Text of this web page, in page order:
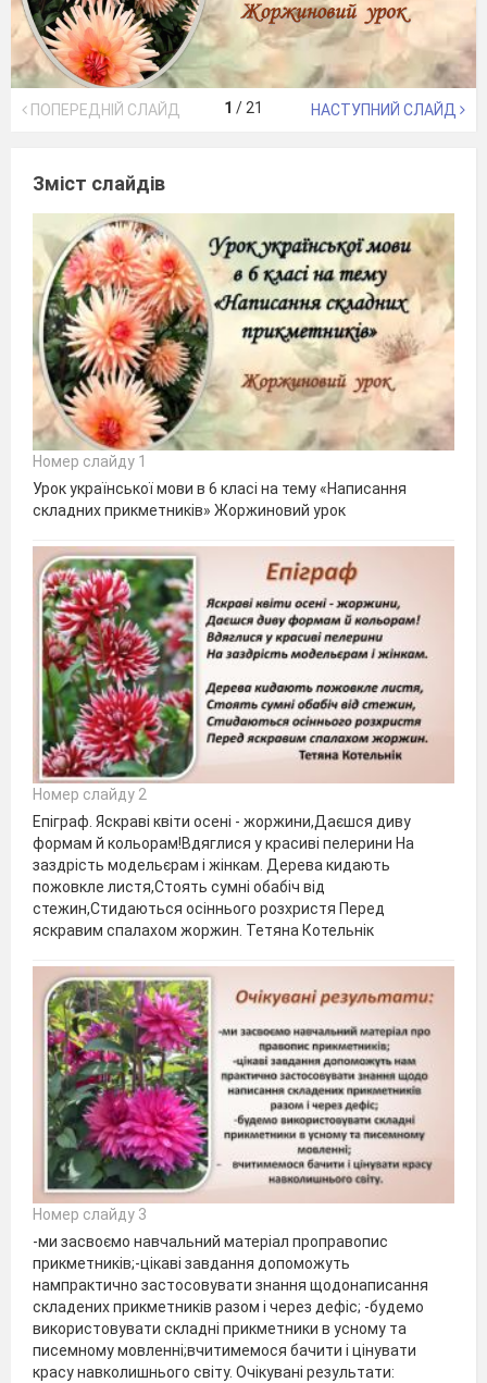
ПОПЕРЕДНІЙ СЛАЙД 1 / 21 НАСТУПНИЙ СЛАЙД
Зміст слайдів
Номер слайду 1
Урок української мови в 6 класі на тему «Написання
складних прикметників» Жоржиновий урок
Номер слайду 2
Епіграф. Яскраві квіти осені - жоржини,Даєшся диву
формам й кольорам!Вдяглися у красиві пелерини На
заздрість модельєрам і жінкам. Дерева кидають
пожовкле листя,Стоять сумні обабіч від
стежин,Стидаються осіннього розхристя Перед
яскравим спалахом жоржин. Тетяна Котельнік
Номер слайду 3
-ми засвоємо навчальний матеріал проправопис
прикметників;-цікаві завдання допоможуть
нампрактично застосовувати знання щодонаписання
складених прикметників разом і через дефіс; -будемо
використовувати складні прикметники в усному та
писемному мовленні;вчитимемося бачити і цінувати
красу навколишнього світу. Очікувані результати: